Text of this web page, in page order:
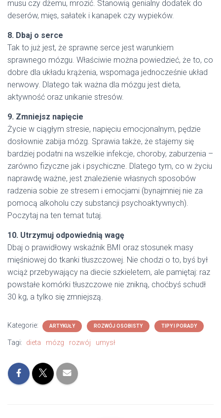
musu czy dżemu, mrozić. Stanowią genialny dodatek do
deserów, mięs, sałatek i kanapek czy wypieków.
8. Dbaj o serce
Tak to już jest, że sprawne serce jest warunkiem
sprawnego mózgu. Właściwie można powiedzieć, że to, co
dobre dla układu krążenia, wspomaga jednocześnie układ
nerwowy. Dlatego tak ważna dla mózgu jest dieta,
aktywność oraz unikanie stresów.
9. Zmniejsz napięcie
Życie w ciągłym stresie, napięciu emocjonalnym, pędzie
dosłownie zabija mózg. Sprawia także, że stajemy się
bardziej podatni na wszelkie infekcje, choroby, zaburzenia –
zarówno fizyczne jak i psychiczne. Dlatego tym, co w życiu
naprawdę ważne, jest znalezienie własnych sposobów
radzenia sobie ze stresem i emocjami (bynajmniej nie za
pomocą alkoholu czy substancji psychoaktywnych).
Poczytaj na ten temat tutaj.
10. Utrzymuj odpowiednią wagę
Dbaj o prawidłowy wskaźnik BMI oraz stosunek masy
mięśniowej do tkanki tłuszczowej. Nie chodzi o to, byś był
wciąż przebywający na diecie szkieletem, ale pamiętaj: raz
powstałe komórki tłuszczowe nie znikną, choćbyś schudł
30 kg, a tylko się zmniejszą.
Kategorie: ARTYKUŁY ROZWÓJ OSOBISTY TIPY I PORADY
Tagi: dieta mózg rozwój umysł